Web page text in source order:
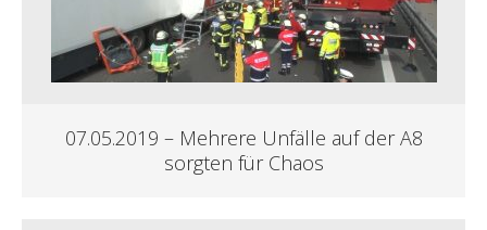
07.05.2019 – Mehrere Unfälle auf der A8
sorgten für Chaos